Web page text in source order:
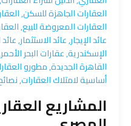
العقارات الجاهزة للسكن,
العقارات المعروضة للبيع,
عائد الإيجار,عائد الاستثمار,
الإسكندرية,عقارات البحر الأحمر
القاهرة الجديدة,مطورو
أساسية لامتلاك العقارات,
المشاريع